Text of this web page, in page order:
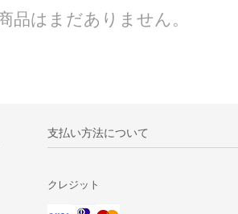
品はまだありません。
支払い方法について
クレジット